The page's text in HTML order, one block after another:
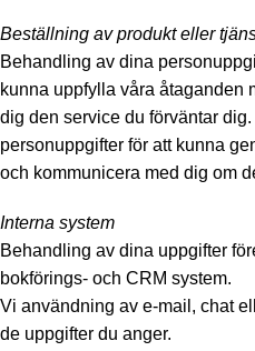
Beställning av produkt eller
Behandling av dina
kunna uppfylla våra åtaganden
dig den service du förväntar
personuppgifter för att kunna
och kommunicera med dig om
Interna system
Behandling av dina uppgifter
bokförings- och CRM system.
Vi användning av e-mail, chat
de uppgifter du anger.